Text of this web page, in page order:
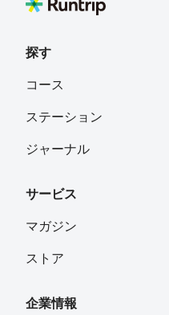
探す
コース
ステーション
ジャーナル
サービス
マガジン
ストア
企業情報